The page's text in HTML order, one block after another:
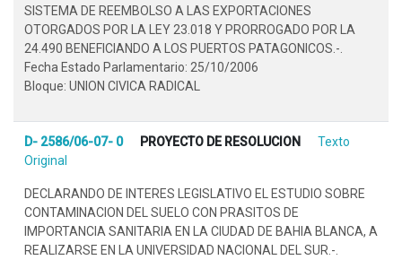
SISTEMA DE REEMBOLSO A LAS EXPORTACIONES
OTORGADOS POR LA LEY 23.018 Y PRORROGADO POR LA
24.490 BENEFICIANDO A LOS PUERTOS PATAGONICOS.-.
Fecha Estado Parlamentario: 25/10/2006
Bloque: UNION CIVICA RADICAL
D- 2586/06-07- 0 PROYECTO DE RESOLUCION
Texto
Original
DECLARANDO DE INTERES LEGISLATIVO EL ESTUDIO SOBRE
CONTAMINACION DEL SUELO CON PRASITOS DE
IMPORTANCIA SANITARIA EN LA CIUDAD DE BAHIA BLANCA, A
REALIZARSE EN LA UNIVERSIDAD NACIONAL DEL SUR.-.